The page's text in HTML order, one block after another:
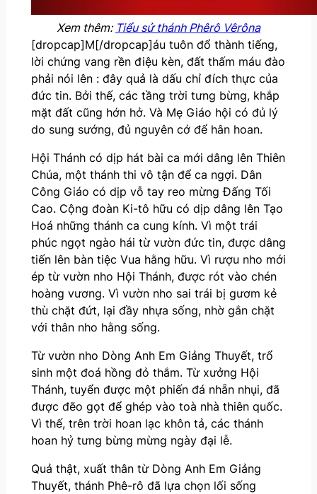
Xem thêm: Tiểu sử thánh Phêrô Vêrôna
[dropcap]M[/dropcap]áu tuôn đổ thành tiếng,
lời chứng vang rền điệu kèn, đất thấm máu đào
phải nói lên : đây quả là dấu chỉ đích thực của
đức tin. Bởi thế, các tầng trời tưng bừng, khắp
mặt đất cũng hớn hở. Và Mẹ Giáo hội có đủ lý
do sung sướng, đủ nguyên cớ để hân hoan.
Hội Thánh có dịp hát bài ca mới dâng lên Thiên
Chúa, một thánh thi vô tận để ca ngợi. Dân
Công Giáo có dịp vỗ tay reo mừng Đấng Tối
Cao. Cộng đoàn Ki-tô hữu có dịp dâng lên Tạo
Hoá những thánh ca cung kính. Vì một trái
phúc ngọt ngào hái từ vườn đức tin, được dâng
tiến lên bàn tiệc Vua hằng hữu. Vì rượu nho mới
ép từ vườn nho Hội Thánh, được rót vào chén
hoàng vương. Vì vườn nho sai trái bị gươm kẻ
thù chặt đứt, lại đầy nhựa sống, nhờ gắn chặt
với thân nho hằng sống.
Từ vườn nho Dòng Anh Em Giảng Thuyết, trổ
sinh một đoá hồng đỏ thắm. Từ xưởng Hội
Thánh, tuyển được một phiến đá nhẵn nhụi, đã
được đẽo gọt để ghép vào toà nhà thiên quốc.
Vì thế, trên trời hoan lạc khôn tả, các thánh
hoan hỷ tưng bừng mừng ngày đại lễ.
Quả thật, xuất thân từ Dòng Anh Em Giảng
Thuyết, thánh Phê-rô đã lựa chọn lối sống